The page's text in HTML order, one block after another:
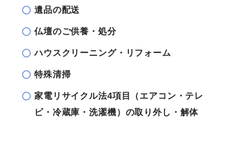
遺品の配送
仏壇のご供養・処分
ハウスクリーニング・リフォーム
特殊清掃
家電リサイクル法4項目（エアコン・テレ
ビ・冷蔵庫・洗濯機）の取り外し・解体